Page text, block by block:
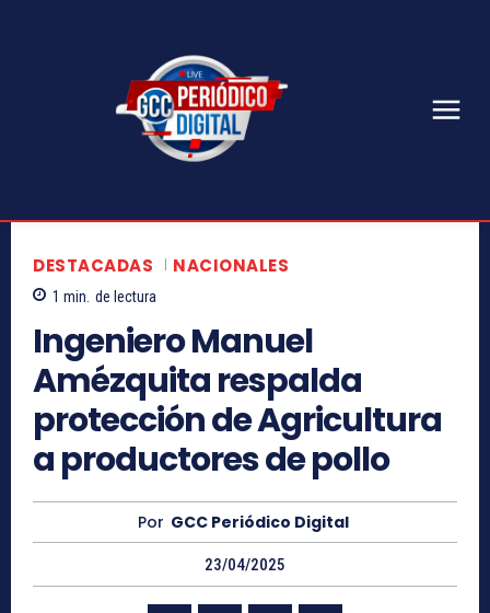
DESTACADAS NACIONALES
1 min. de lectura
Ingeniero Manuel
Amézquita respalda
protección de Agricultura
a productores de pollo
Por GCC Periódico Digital
23/04/2025